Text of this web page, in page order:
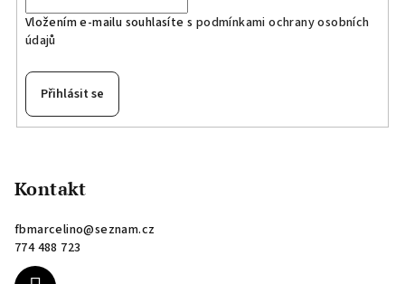
Vložením e-mailu souhlasíte s podmínkami ochrany osobních
údajů
Přihlásit se
Kontakt
fbmarcelino@seznam.cz
774 488 723